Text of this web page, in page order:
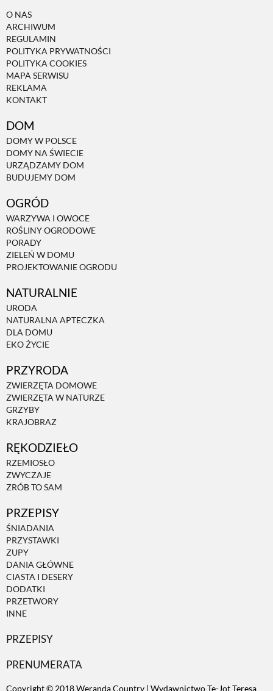
O NAS
ARCHIWUM
REGULAMIN
POLITYKA PRYWATNOŚCI
POLITYKA COOKIES
MAPA SERWISU
REKLAMA
KONTAKT
DOM
DOMY W POLSCE
DOMY NA ŚWIECIE
URZĄDZAMY DOM
BUDUJEMY DOM
OGRÓD
WARZYWA I OWOCE
ROŚLINY OGRODOWE
PORADY
ZIELEŃ W DOMU
PROJEKTOWANIE OGRODU
NATURALNIE
URODA
NATURALNA APTECZKA
DLA DOMU
EKO ŻYCIE
PRZYRODA
ZWIERZĘTA DOMOWE
ZWIERZĘTA W NATURZE
GRZYBY
KRAJOBRAZ
RĘKODZIEŁO
RZEMIOSŁO
ZWYCZAJE
ZRÓB TO SAM
PRZEPISY
ŚNIADANIA
PRZYSTAWKI
ZUPY
DANIA GŁÓWNE
CIASTA I DESERY
DODATKI
PRZETWORY
INNE
PRZEPISY
PRENUMERATA
Copyright © 2018 Weranda Country | Wydawnictwo Te-Jot Teresa